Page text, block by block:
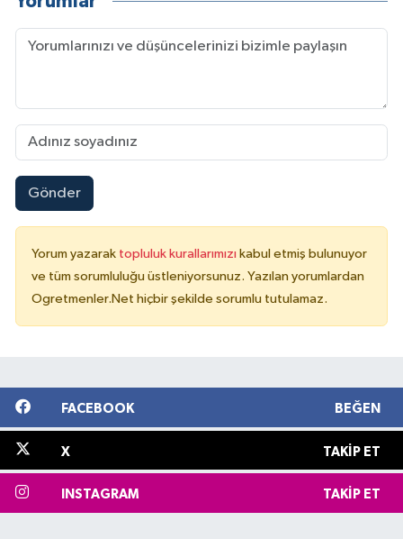
Gönder
Yorum yazarak topluluk kurallarımızı kabul etmiş bulunuyor
ve tüm sorumluluğu üstleniyorsunuz. Yazılan yorumlardan
Ogretmenler.Net hiçbir şekilde sorumlu tutulamaz.
FACEBOOK BEĞEN
X TAKIP ET
INSTAGRAM TAKIP ET